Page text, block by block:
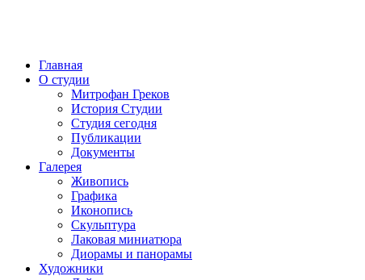
Главная
О студии
Митрофан Греков
История Студии
Студия сегодня
Публикации
Документы
Галерея
Живопись
Графика
Иконопись
Скульптура
Лаковая миниатюра
Диорамы и панорамы
Художники